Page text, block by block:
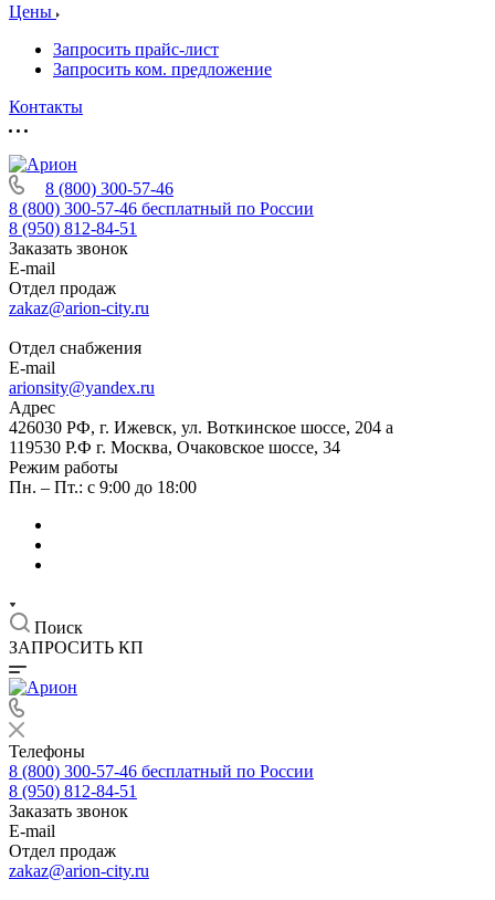
Цены
Запросить прайс-лист
Запросить ком. предложение
Контакты
8 (800) 300-57-46
8 (800) 300-57-46 бесплатный по России
8 (950) 812-84-51
Заказать звонок
E-mail
Отдел продаж
zakaz@arion-city.ru
Отдел снабжения
E-mail
arionsity@yandex.ru
Адрес
426030 РФ, г. Ижевск, ул. Воткинское шоссе, 204 а
119530 Р.Ф г. Москва, Очаковское шоссе, 34
Режим работы
Пн. – Пт.: с 9:00 до 18:00
Поиск
ЗАПРОСИТЬ КП
Телефоны
8 (800) 300-57-46 бесплатный по России
8 (950) 812-84-51
Заказать звонок
E-mail
Отдел продаж
zakaz@arion-city.ru